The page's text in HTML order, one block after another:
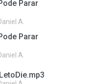
Parar
A.
Parar
A.